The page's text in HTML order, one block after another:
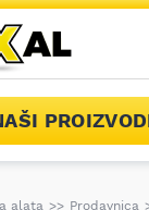
alata >> Prodavnica